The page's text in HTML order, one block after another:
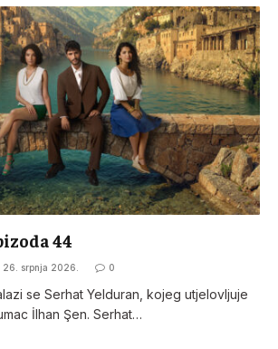
44
26. srpnja 2026. 0
se Serhat Yelduran, kojeg utjelovljuje
İlhan Şen. Serhat…